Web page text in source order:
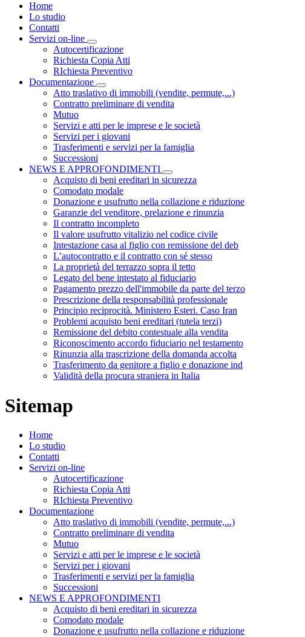
Home
Lo studio
Contatti
Servizi on-line
Visualizza menù di secondo livello
Autocertificazione
Richiesta Copia Atti
RIchiesta Preventivo
Documentazione
Visualizza menù di secondo livello
Atto traslativo di immobili (vendite, permute,...)
Contratto preliminare di vendita
Mutuo
Servizi e atti per le imprese e le società
Servizi per i giovani
Trasferimenti e servizi per la famiglia
Successioni
NEWS E APPROFONDIMENTI
Visualizza menù di secondo livello
Acquisto di beni ereditari in sicurezza
Comodato modale
Donazione e usufrutto nella collazione e riduzione
Garanzie del venditore, prelazione e rinunzia
Il contratto incompleto
Il valore usufrutto vitalizio nel codice civile
Intestazione casa al figlio con remissione del deb
L’autocontratto e il contratto con sé stesso
La proprietà del terrazzo sopra il tetto
Legato del bene intestato al fiduciario
Pagamento prezzo dell'immobile da parte del terzo
Prescrizione della responsabilità professionale
Principio reciprocità. Ministero Esteri. Caso Iran
Problemi acquisto beni ereditari (tutela terzi)
Remissione del debito contestuale alla vendita
Riconoscimento accordo fiduciario nel testamento
Rinunzia alla trascrizione della domanda accolta
Trasferimento da genitore a figlio e donazione ind
Validità della procura straniera in Italia
Sitemap
Home
Lo studio
Contatti
Servizi on-line
Autocertificazione
Richiesta Copia Atti
RIchiesta Preventivo
Documentazione
Atto traslativo di immobili (vendite, permute,...)
Contratto preliminare di vendita
Mutuo
Servizi e atti per le imprese e le società
Servizi per i giovani
Trasferimenti e servizi per la famiglia
Successioni
NEWS E APPROFONDIMENTI
Acquisto di beni ereditari in sicurezza
Comodato modale
Donazione e usufrutto nella collazione e riduzione